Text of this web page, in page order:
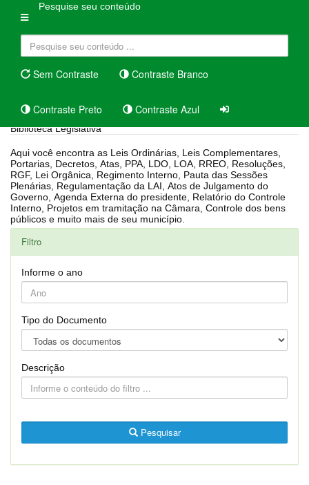
Pesquise seu conteúdo
Sem Contraste Contraste Branco
Contraste Preto Contraste Azul
Biblioteca Legislativa
Aqui você encontra as Leis Ordinárias, Leis Complementares,
Portarias, Decretos, Atas, PPA, LDO, LOA, RREO, Resoluções,
RGF, Lei Orgânica, Regimento Interno, Pauta das Sessões
Plenárias, Regulamentação da LAI, Atos de Julgamento do
Governo, Agenda Externa do presidente, Relatório do Controle
Interno, Projetos em tramitação na Câmara, Controle dos bens
públicos e muito mais de seu município.
Filtro
Informe o ano
Tipo do Documento
Descrição
Pesquisar